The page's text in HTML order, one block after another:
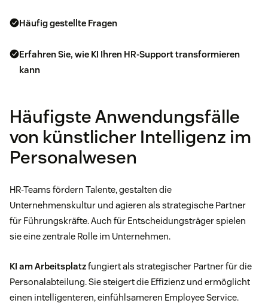
Häufig gestellte Fragen
Erfahren Sie, wie KI Ihren HR-Support transformieren
kann
Häufigste Anwendungsfälle
von künstlicher Intelligenz im
Personalwesen
HR-Teams fördern Talente, gestalten die
Unternehmenskultur und agieren als strategische Partner
für Führungskräfte. Auch für Entscheidungsträger spielen
sie eine zentrale Rolle im Unternehmen.
KI am Arbeitsplatzfungiert als strategischer Partner für die
Personalabteilung. Sie steigert die Effizienz und ermöglicht
einen intelligenteren, einfühlsameren Employee Service.